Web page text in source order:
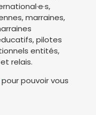
marraines,
pilotes
entités,
relais.
pour pouvoir vous